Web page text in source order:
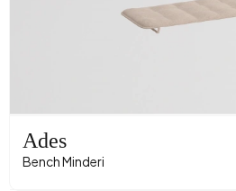
Ades
Bench Minderi